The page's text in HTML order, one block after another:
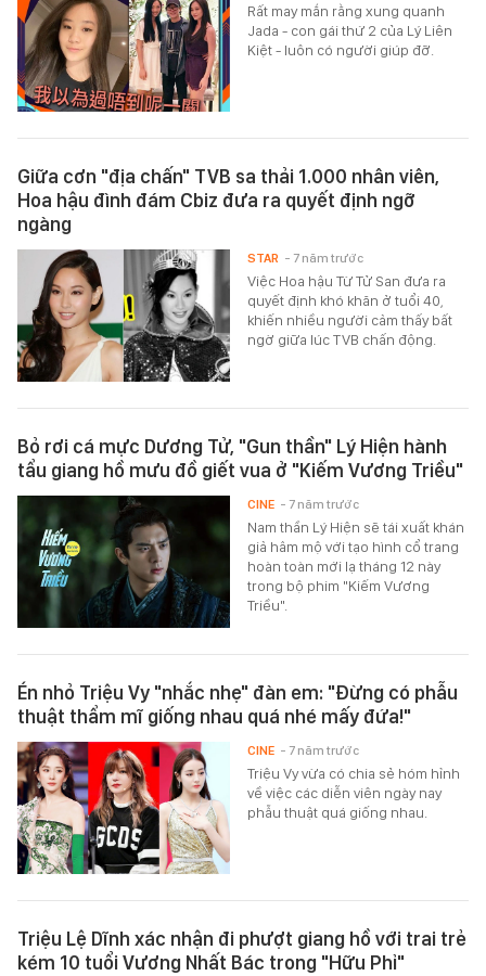
Rất may mắn rằng xung quanh
Jada - con gái thứ 2 của Lý Liên
Kiệt - luôn có người giúp đỡ.
Giữa cơn "địa chấn" TVB sa thải 1.000 nhân viên,
Hoa hậu đình đám Cbiz đưa ra quyết định ngỡ
ngàng
Việc Hoa hậu Từ Tử San đưa ra
quyết định khó khăn ở tuổi 40,
khiến nhiều người cảm thấy bất
ngờ giữa lúc TVB chấn động.
STAR - 7 năm trước
Bỏ rơi cá mực Dương Tử, "Gun thần" Lý Hiện hành
tẩu giang hồ mưu đồ giết vua ở "Kiếm Vương Triều"
Nam thần Lý Hiện sẽ tái xuất khán
giả hâm mộ với tạo hình cổ trang
hoàn toàn mới lạ tháng 12 này
trong bộ phim "Kiếm Vương
Triều".
CINE - 7 năm trước
Én nhỏ Triệu Vy "nhắc nhẹ" đàn em: "Đừng có phẫu
thuật thẩm mĩ giống nhau quá nhé mấy đứa!"
Triệu Vy vừa có chia sẻ hóm hỉnh
về việc các diễn viên ngày nay
phẫu thuật quá giống nhau.
CINE - 7 năm trước
Triệu Lệ Dĩnh xác nhận đi phượt giang hồ với trai trẻ
kém 10 tuổi Vương Nhất Bác trong "Hữu Phỉ"